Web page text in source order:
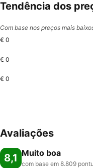
Tendência dos
Com base nos preços mais
€ 0
€ 0
€ 0
Avaliações
8,1 Muito boa
com base em 8.809